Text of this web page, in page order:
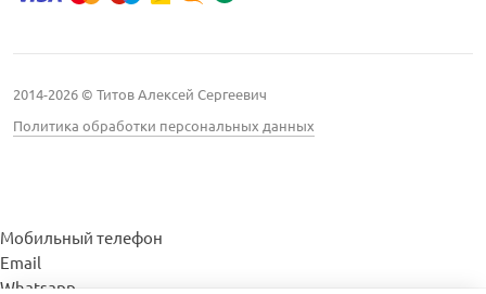
Бренд
RTM (
2014-2026 © Титов Алексей Сергеевич
Политика обработки персональных данных
Мобильный телефон
Email
Whatsapp